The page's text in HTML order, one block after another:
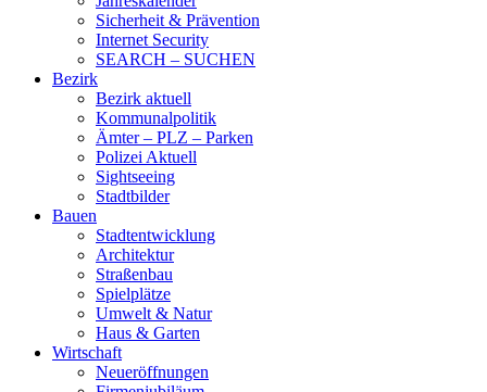
Sicherheit & Prävention
Internet Security
SEARCH – SUCHEN
Bezirk
Bezirk aktuell
Kommunalpolitik
Ämter – PLZ – Parken
Polizei Aktuell
Sightseeing
Stadtbilder
Bauen
Stadtentwicklung
Architektur
Straßenbau
Spielplätze
Umwelt & Natur
Haus & Garten
Wirtschaft
Neueröffnungen